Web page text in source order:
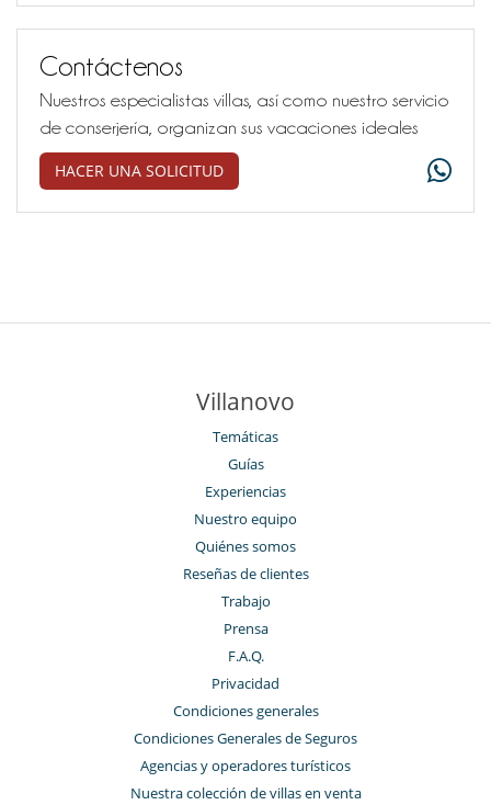
Contáctenos
Nuestros especialistas villas, así como nuestro servicio
de conserjería, organizan sus vacaciones ideales
HACER UNA SOLICITUD
Villanovo
Temáticas
Guías
Experiencias
Nuestro equipo
Quiénes somos
Reseñas de clientes
Trabajo
Prensa
F.A.Q.
Privacidad
Condiciones generales
Condiciones Generales de Seguros
Agencias y operadores turísticos
Nuestra colección de villas en venta